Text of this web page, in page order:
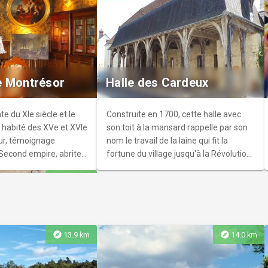
Observatoire à
par l'association
ABADIE en
au grand public
contempler le Cher
d'oiseaux, A 900 m
des Couflons prés
sur bâches
"Transparence".
Montrésor
du XIe siècle et le
des XVe et XVIe
témoignage
empire, abrite
Halle des Cardeux
Construite en 1700, cette halle avec
son toit à la mansard rappelle par son
nom le travail de la laine qui fit la
fortune du village jusqu'à la Révolution.
explore 13.9 km explore 14.0 km